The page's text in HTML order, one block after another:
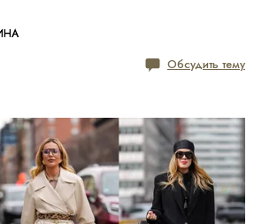
Обсудить тему